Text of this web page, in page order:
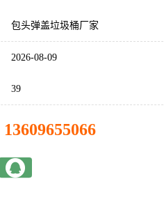
包头弹盖垃圾桶厂家
2026-08-09
39
13609655066